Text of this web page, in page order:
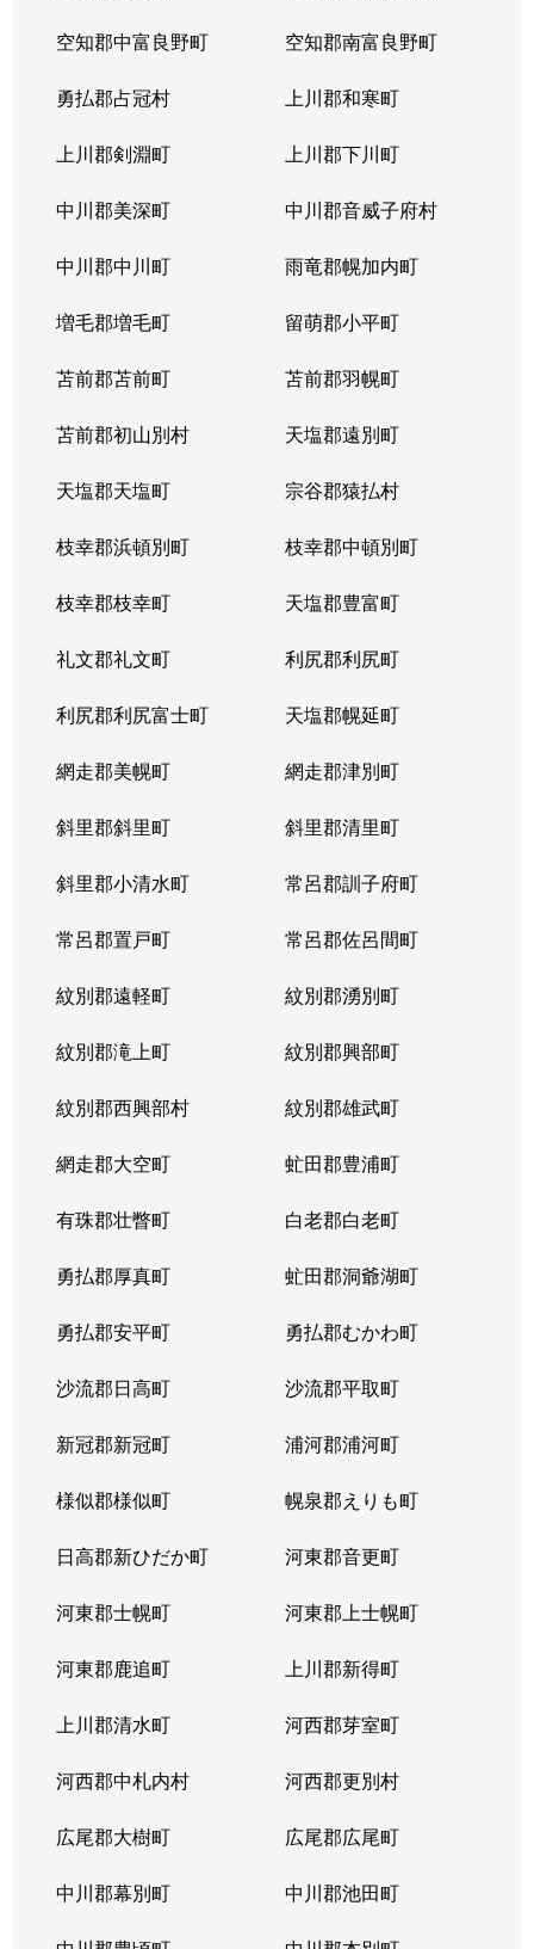
空知郡中富良野町 空知郡南富良野町
勇払郡占冠村 上川郡和寒町
上川郡剣淵町 上川郡下川町
中川郡美深町 中川郡音威子府村
中川郡中川町 雨竜郡幌加内町
増毛郡増毛町 留萌郡小平町
苫前郡苫前町 苫前郡羽幌町
苫前郡初山別村 天塩郡遠別町
天塩郡天塩町 宗谷郡猿払村
枝幸郡浜頓別町 枝幸郡中頓別町
枝幸郡枝幸町 天塩郡豊富町
礼文郡礼文町 利尻郡利尻町
利尻郡利尻富士町 天塩郡幌延町
網走郡美幌町 網走郡津別町
斜里郡斜里町 斜里郡清里町
斜里郡小清水町 常呂郡訓子府町
常呂郡置戸町 常呂郡佐呂間町
紋別郡遠軽町 紋別郡湧別町
紋別郡滝上町 紋別郡興部町
紋別郡西興部村 紋別郡雄武町
網走郡大空町 虻田郡豊浦町
有珠郡壮瞥町 白老郡白老町
勇払郡厚真町 虻田郡洞爺湖町
勇払郡安平町 勇払郡むかわ町
沙流郡日高町 沙流郡平取町
新冠郡新冠町 浦河郡浦河町
様似郡様似町 幌泉郡えりも町
日高郡新ひだか町 河東郡音更町
河東郡士幌町 河東郡上士幌町
河東郡鹿追町 上川郡新得町
上川郡清水町 河西郡芽室町
河西郡中札内村 河西郡更別村
広尾郡大樹町 広尾郡広尾町
中川郡幕別町 中川郡池田町